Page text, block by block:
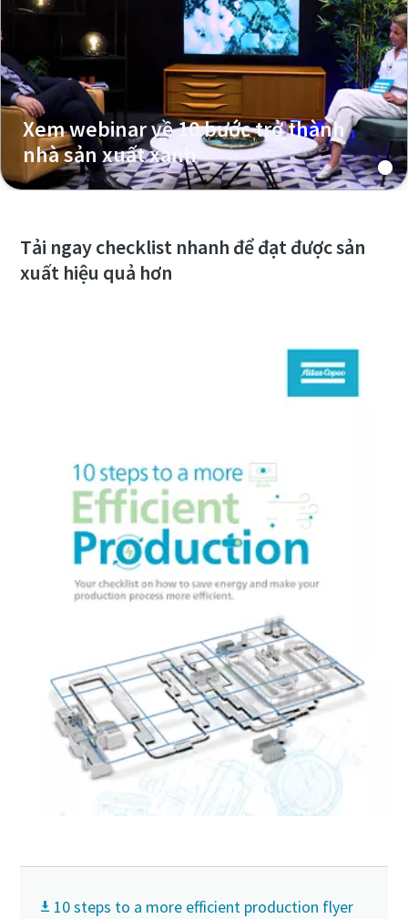
Xem webinar về 10 bước trở thành
nhà sản xuất xanh
Tải ngay checklist nhanh để đạt được sản
xuất hiệu quả hơn
10 steps to a more efficient production flyer